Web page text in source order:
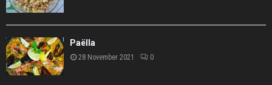
Paëlla
28 November 2021 0